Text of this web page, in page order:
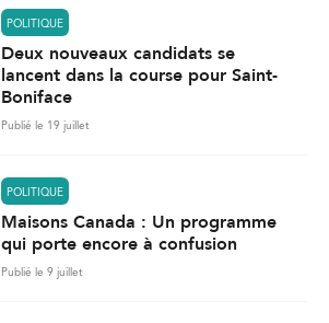
POLITIQUE
Deux nouveaux candidats se
lancent dans la course pour Saint-
Boniface
Publié le 19 juillet
POLITIQUE
Maisons Canada : Un programme
qui porte encore à confusion
Publié le 9 juillet